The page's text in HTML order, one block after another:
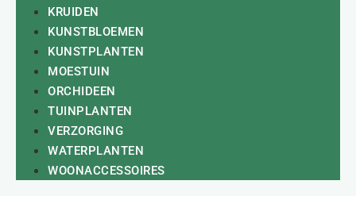
KRUIDEN
KUNSTBLOEMEN
KUNSTPLANTEN
MOESTUIN
ORCHIDEEN
TUINPLANTEN
VERZORGING
WATERPLANTEN
WOONACCESSOIRES